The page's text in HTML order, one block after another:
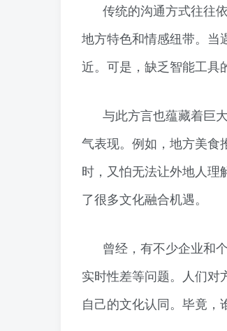
传统的沟通方式往往
地方特色和情感纽带。当
近。可是，缺乏智能工具
与此方言也蕴藏着巨
气表现。例如，地方美食
时，又怕无法让外地人理
了很多文化融合机遇。
曾经，有不少企业和
实时性差等问题。人们对
自己的文化认同。毕竟，